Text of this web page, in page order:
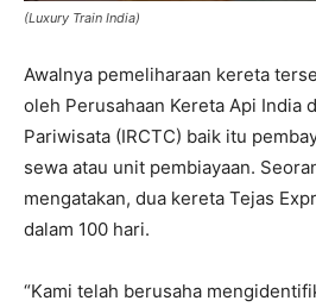
(Luxury Train India)
Awalnya pemeliharaan kereta
oleh Perusahaan Kereta Api India
Pariwisata (IRCTC) baik itu
sewa atau unit pembiayaan.
mengatakan, dua kereta Tejas
dalam 100 hari.
“Kami telah berusaha